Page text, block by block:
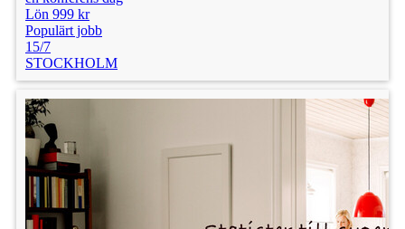
Lön 999 kr
Populärt jobb
15/7
STOCKHOLM